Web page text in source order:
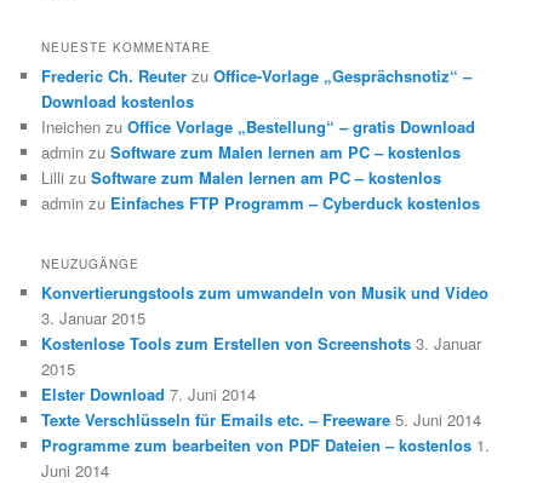
NEUESTE KOMMENTARE
Frederic Ch. Reuter zuOffice-Vorlage „Gesprächsnotiz“ –
Download kostenlos
Ineichen zuOffice Vorlage „Bestellung“ – gratis Download
admin zuSoftware zum Malen lernen am PC – kostenlos
Lilli zuSoftware zum Malen lernen am PC – kostenlos
admin zu Einfaches FTP Programm – Cyberduck kostenlos
NEUZUGÄNGE
Konvertierungstools zum umwandeln von Musik und Video
3. Januar 2015
Kostenlose Tools zum Erstellen von Screenshots 3. Januar
2015
Elster Download 7. Juni 2014
Texte Verschlüsseln für Emails etc. – Freeware 5. Juni 2014
Programme zum bearbeiten von PDF Dateien – kostenlos 1.
Juni 2014